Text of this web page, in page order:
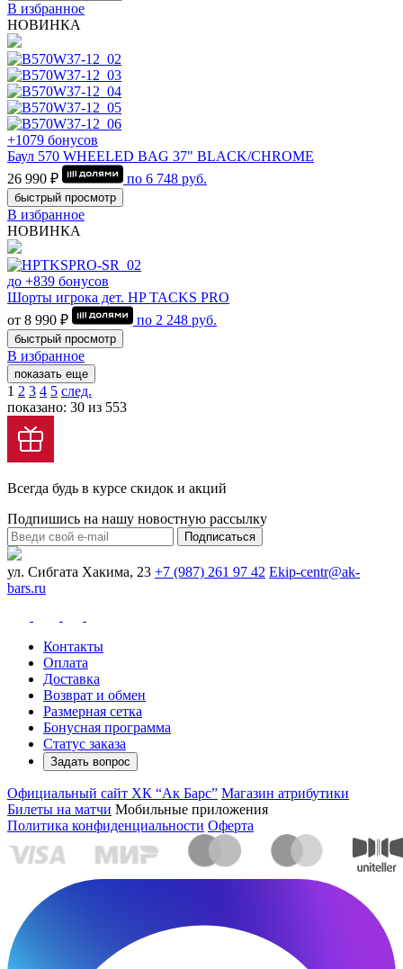
В избранное
НОВИНКА
+1079 бонусов
Баул 570 WHEELED BAG 37" BLACK/CHROME
26 990 ₽
по 6 748 руб.
быстрый просмотр
В избранное
НОВИНКА
до +839 бонусов
Шорты игрока дет. HP TACKS PRO
от 8 990 ₽
по 2 248 руб.
быстрый просмотр
В избранное
показать еще
1 2 3 4 5 след.
показано: 30 из 553
Всегда будь в курсе скидок и акций
Подпишись на нашу новостную рассылку
Подписаться
ул. Сибгата Хакима, 23 +7 (987) 261 97 42 Ekip-centr@ak-
bars.ru
Контакты
Оплата
Доставка
Возврат и обмен
Размерная сетка
Бонусная программа
Статус заказа
Задать вопрос
Официальный сайт ХК “Ак Барс” Магазин атрибутики
Билеты на матчи Мобильные приложения
Политика конфиденциальности Оферта